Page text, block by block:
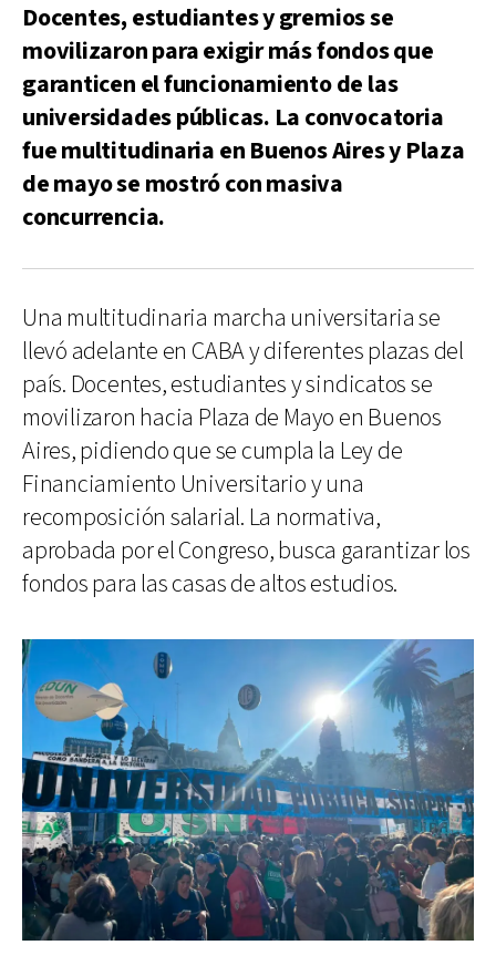
Docentes, estudiantes y gremios se
movilizaron para exigir más fondos que
garanticen el funcionamiento de las
universidades públicas. La convocatoria
fue multitudinaria en Buenos Aires y Plaza
de mayo se mostró con masiva
concurrencia.
Una multitudinaria marcha universitaria se
llevó adelante en CABA y diferentes plazas del
país. Docentes, estudiantes y sindicatos se
movilizaron hacia Plaza de Mayo en Buenos
Aires, pidiendo que se cumpla la Ley de
Financiamiento Universitario y una
recomposición salarial. La normativa,
aprobada por el Congreso, busca garantizar los
fondos para las casas de altos estudios.